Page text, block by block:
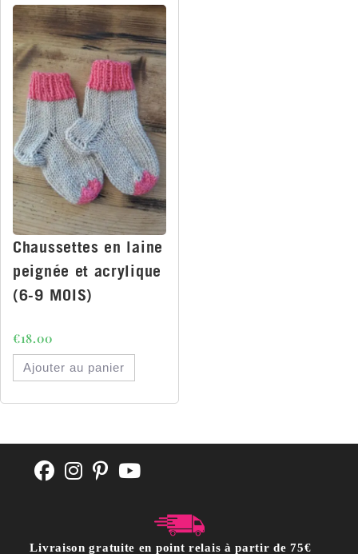
Chaussettes en laine
peignée et acrylique
(6-9 MOIS)
€18.00
Ajouter au panier
Livraison gratuite en point relais à partir de 75€